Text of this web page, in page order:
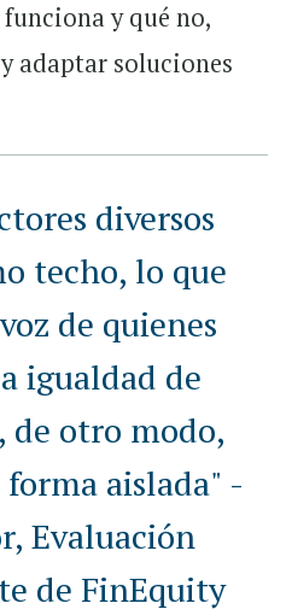
y qué no,
adaptar soluciones
diversos
techo, lo que
de quienes
igualdad de
de otro modo,
aislada" -
Evaluación
de FinEquity